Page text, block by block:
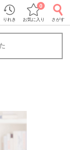
りれき お気に入り
0
さがす